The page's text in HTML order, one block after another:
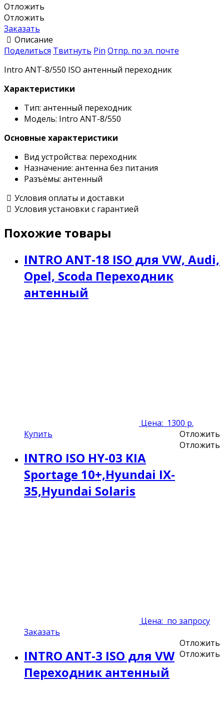
Отложить
Отложить
Заказать
Описание
Поделиться Твитнуть Pin Отпр. по эл. почте
Intro ANT-8/550 ISO антенный переходник
Характеристики
Тип: антенный переходник
Модель: Intro ANT-8/550
Основные характеристики
Вид устройства: переходник
Назначение: антенна без питания
Разъёмы: антенный
Условия оплаты и доставки
Условия установки с гарантией
Похожие товары
INTRO ANT-18 ISO для VW, Audi,
Opel, Scoda Переходник
антенный
Цена: 1300 р.
Купить
Отложить
Отложить
INTRO ISO HY-03 KIA
Sportage 10+,Hyundai IX-
35,Hyundai Solaris
Цена: по запросу
Заказать
Отложить
Отложить
INTRO ANT-3 ISO для VW
Переходник антенный